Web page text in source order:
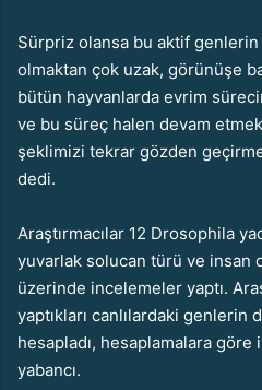
Sürpriz olansa bu aktif genlerin
olmaktan çok uzak, görünüşe
bütün hayvanlarda evrim
ve bu süreç halen devam
şeklimizi tekrar gözden
dedi.
Araştırmacılar 12 Drosophila
yuvarlak solucan türü ve insan
üzerinde incelemeler yaptı.
yaptıkları canlılardaki
hesapladı, hesaplamalara
yabancı.